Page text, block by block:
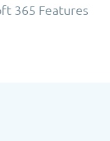
365 Features